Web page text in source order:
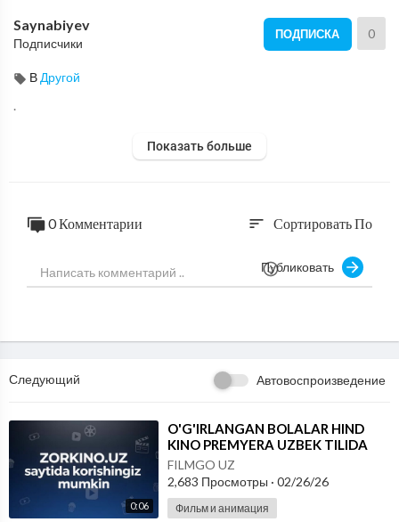
Saynabiyev
Подписчики
ПОДПИСКА 0
В Другой
.
Показать больше
0 Комментарии sort Сортировать По
Публиковать
Следующий Автовоспроизведение
0:06
⁣O'G'IRLANGAN BOLALAR HIND
KINO PREMYERA UZBEK TILIDA
2026
FILMGO UZ
2,683 Просмотры · 02/26/26
Фильм и анимация